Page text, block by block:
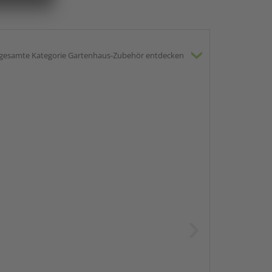
Kategorie Gartenhaus-Zubehör entdecken